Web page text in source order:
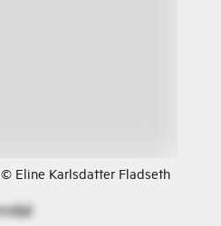
© Eline Karlsdatter Fladseth